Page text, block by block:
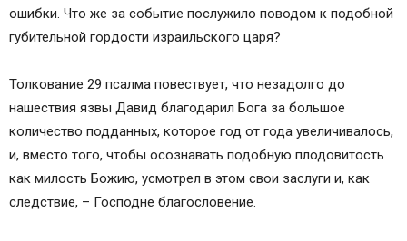
ошибки. Что же за событие послужило поводом к подобной
губительной гордости израильского царя?
Толкование 29 псалма повествует, что незадолго до
нашествия язвы Давид благодарил Бога за большое
количество подданных, которое год от года увеличивалось,
и, вместо того, чтобы осознавать подобную плодовитость
как милость Божию, усмотрел в этом свои заслуги и, как
следствие, – Господне благословение.